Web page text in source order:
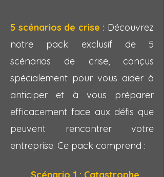
5 scénarios de crise : Découvrez
notre pack exclusif de 5
scénarios de crise, conçus
spécialement pour vous aider à
anticiper et à vous préparer
efficacement face aux défis que
peuvent rencontrer votre
entreprise. Ce pack comprend :